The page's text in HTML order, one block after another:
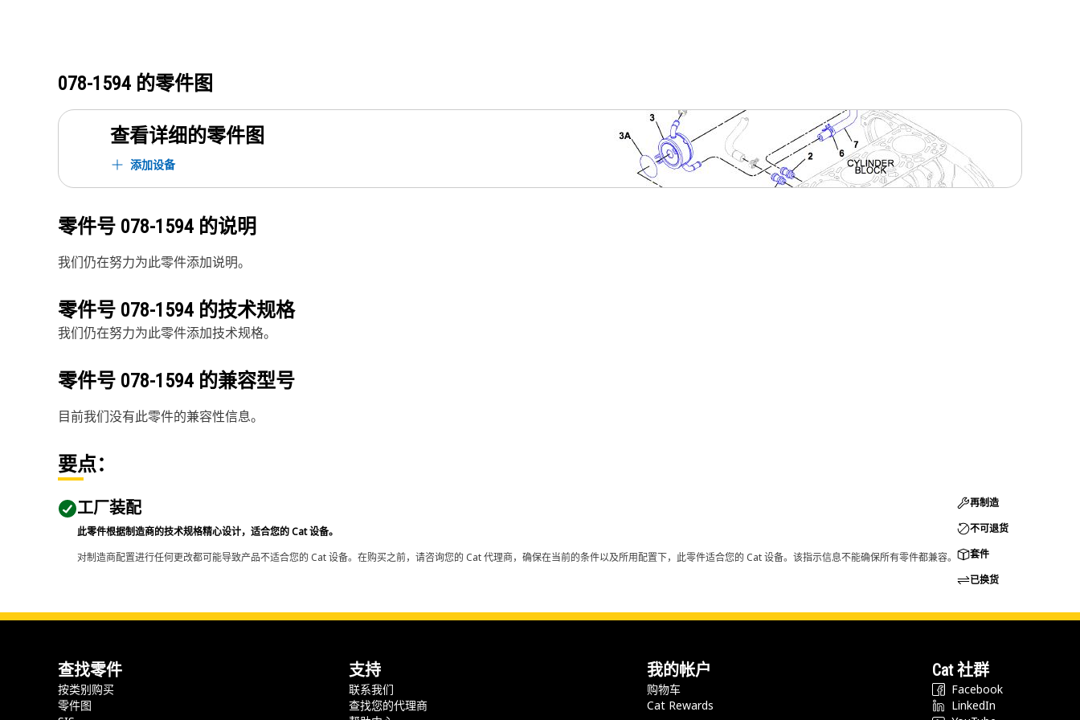
078-1594 的零件图
查看详细的零件图
添加设备
零件号 078-1594 的说明
我们仍在努力为此零件添加说明。
零件号 078-1594 的技术规格
我们仍在努力为此零件添加技术规格。
零件号 078-1594 的兼容型号
目前我们没有此零件的兼容性信息。
要点：
工厂装配
此零件根据制造商的技术规格精心设计，适合您的 Cat 设备。
对制造商配置进行任何更改都可能导致产品不适合您的 Cat 设备。在购买之前，请咨询您的 Cat 代理商，确保在当前的条件以及所用配置下，此零件适合您的 Cat 设备。该指示信息不能确保所有零件都兼容。
再制造
不可退货
套件
已换货
查找零件
按类别购买
零件图
支持
联系我们
查找您的代理商
我的帐户
购物车
Cat Rewards
Cat 社群
Facebook
LinkedIn